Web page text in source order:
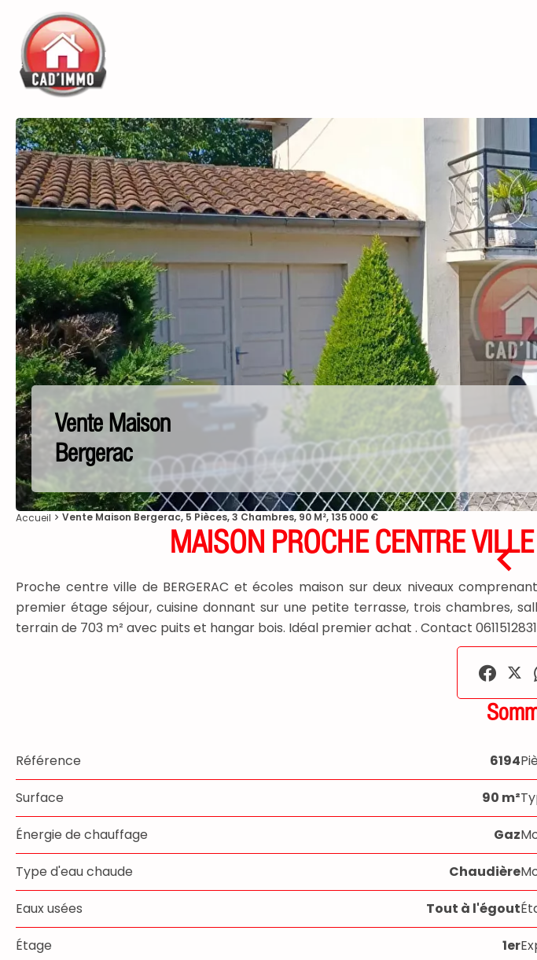
Vente Maison
Bergerac
Accueil Vente Maison Bergerac, 5 Pièces, 3 Chambres, 90 M², 135 000 €
MAISON PROCHE CENTRE
Proche centre ville de BERGERAC et écoles maison sur deux niveaux
premier étage séjour, cuisine donnant sur une petite terrasse, trois chambres,
terrain de 703 m² avec puits et hangar bois. Idéal premier achat . Contact
Référence 6194
Surface 90 m²
Énergie de chauffage Gaz
Type d'eau chaude Chaudière
Eaux usées Tout à l'égout
Étage 1er